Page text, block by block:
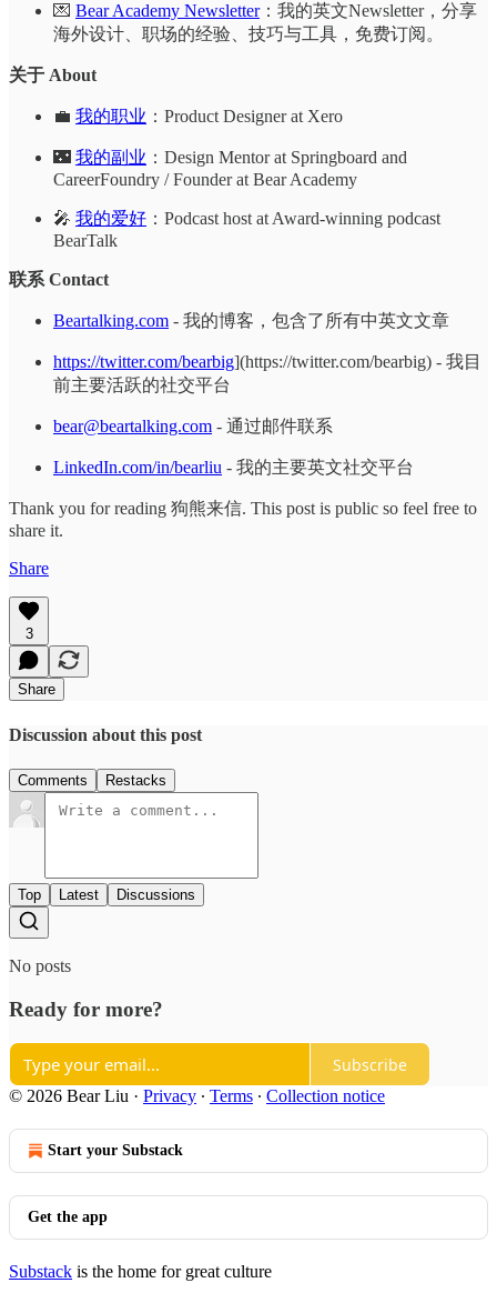
💌 Bear Academy Newsletter：我的英文Newsletter，分享
海外设计、职场的经验、技巧与工具，免费订阅。
关于 About
💼 我的职业 ：Product Designer at Xero
🌃 我的副业 ：Design Mentor at Springboard and
CareerFoundry / Founder at Bear Academy
🎤 我的爱好 ：Podcast host at Award-winning podcast
BearTalk
联系 Contact
Beartalking.com - 我的博客，包含了所有中英文文章
https://twitter.com/bearbig](https://twitter.com/bearbig) - 我目
前主要活跃的社交平台
bear@beartalking.com - 通过邮件联系
LinkedIn.com/in/bearliu - 我的主要英文社交平台
Thank you for reading 狗熊来信. This post is public so feel free to
share it.
Share
3
Share
Discussion about this post
Comments Restacks
Top Latest Discussions
No posts
Ready for more?
Subscribe
© 2026 Bear Liu · Privacy ∙ Terms ∙ Collection notice
Start your Substack
Get the app
Substack is the home for great culture